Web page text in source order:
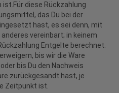
diese Rückzahlung
das Du bei der
hast, es sei denn, mit
vereinbart; in keinem
Entgelte berechnet.
bis wir die Ware
bis Du den Nachweis
zurückgesandt hast, je
Zeitpunkt ist.